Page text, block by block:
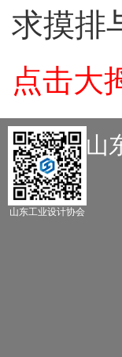
求摸排
点击大
主办：山
山东工业设计协会